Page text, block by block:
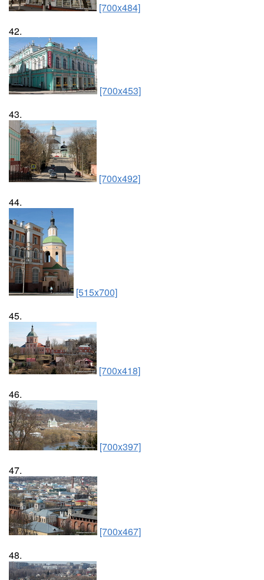
[700x484]
42.
[700x453]
43.
[700x492]
44.
[515x700]
45.
[700x418]
46.
[700x397]
47.
[700x467]
48.